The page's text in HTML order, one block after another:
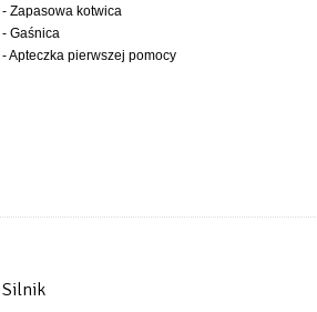
- Zapasowa kotwica
- Gaśnica
- Apteczka pierwszej pomocy
Silnik